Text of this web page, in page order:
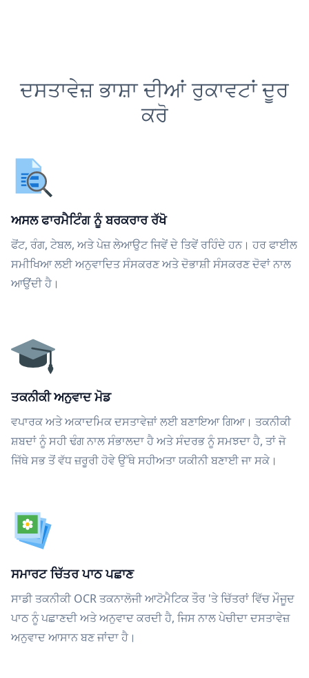
ਦਸਤਾਵੇਜ਼ ਭਾਸ਼ਾ ਦੀਆਂ ਰੁਕਾਵਟਾਂ ਦੂਰ
ਕਰੋ
ਅਸਲ ਫਾਰਮੈਟਿੰਗ ਨੂੰ ਬਰਕਰਾਰ ਰੱਖੋ
ਫੋਂਟ, ਰੰਗ, ਟੇਬਲ, ਅਤੇ ਪੇਜ਼ ਲੇਆਉਟ ਜਿਵੇਂ ਦੇ ਤਿਵੇਂ ਰਹਿੰਦੇ ਹਨ। ਹਰ ਫਾਈਲ
ਸਮੀਖਿਆ ਲਈ ਅਨੁਵਾਦਿਤ ਸੰਸਕਰਣ ਅਤੇ ਦੋਭਾਸ਼ੀ ਸੰਸਕਰਣ ਦੋਵਾਂ ਨਾਲ
ਆਉਂਦੀ ਹੈ।
ਤਕਨੀਕੀ ਅਨੁਵਾਦ ਮੋਡ
ਵਪਾਰਕ ਅਤੇ ਅਕਾਦਮਿਕ ਦਸਤਾਵੇਜ਼ਾਂ ਲਈ ਬਣਾਇਆ ਗਿਆ। ਤਕਨੀਕੀ
ਸ਼ਬਦਾਂ ਨੂੰ ਸਹੀ ਢੰਗ ਨਾਲ ਸੰਭਾਲਦਾ ਹੈ ਅਤੇ ਸੰਦਰਭ ਨੂੰ ਸਮਝਦਾ ਹੈ, ਤਾਂ ਜੋ
ਜਿੱਥੇ ਸਭ ਤੋਂ ਵੱਧ ਜ਼ਰੂਰੀ ਹੋਵੇ ਉੱਥੇ ਸਹੀਅਤਾ ਯਕੀਨੀ ਬਣਾਈ ਜਾ ਸਕੇ।
ਸਮਾਰਟ ਚਿੱਤਰ ਪਾਠ ਪਛਾਣ
ਸਾਡੀ ਤਕਨੀਕੀ OCR ਤਕਨਾਲੋਜੀ ਆਟੋਮੈਟਿਕ ਤੌਰ 'ਤੇ ਚਿੱਤਰਾਂ ਵਿੱਚ ਮੌਜੂਦ
ਪਾਠ ਨੂੰ ਪਛਾਣਦੀ ਅਤੇ ਅਨੁਵਾਦ ਕਰਦੀ ਹੈ, ਜਿਸ ਨਾਲ ਪੇਚੀਦਾ ਦਸਤਾਵੇਜ਼
ਅਨੁਵਾਦ ਆਸਾਨ ਬਣ ਜਾਂਦਾ ਹੈ।